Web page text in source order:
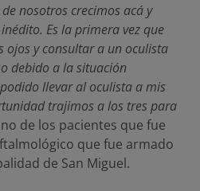
nosotros crecimos acá y
Es la primera vez que
ojos y consultar a un oculista
debido a la situación
llevar al oculista a mis
trajimos a los tres para
de los pacientes que fue
que fue armado
de San Miguel.